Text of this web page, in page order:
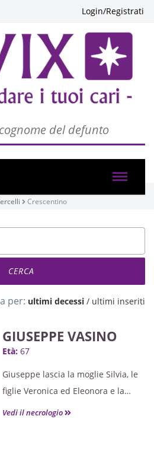
Login/Registrati
Crescentino
per: ultimi decessi / ultimi inseriti
GIUSEPPE VASINO
Età: 67
Giuseppe lascia la moglie Silvia, le
figlie Veronica ed Eleonora e la
sorella Gemma.
Vedi il necrologio